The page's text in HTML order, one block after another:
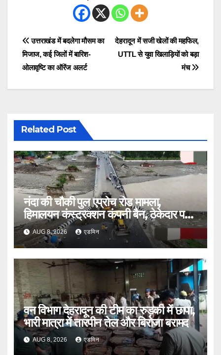
Post
navigation
देहरादून में सजी खेलों की महफिल,
UTTL से युवा खिलाड़ियों को बड़ा
मंच
उत्तराखंड में बदलेगा मौसम का
मिजाज, कई जिलों में बारिश-
ओलावृष्टि का ऑरेंज अलर्ट
Related Post
नंदा की चौकी पुल एप्रोच रोड मामला,
हिमालयन कंस्ट्रक्शन कंपनी बैन, ठेकेदार पर
भी एक्शन
AUG 8, 2026 एडमिन
वन विभाग देहरादून की टीम का रुड़की में छापा,
भारी मात्रा में तारपीन तेल और बिरोजा बरामद
AUG 8, 2026 एडमिन